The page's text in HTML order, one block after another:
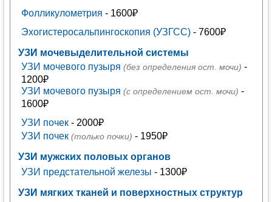
Фолликулометрия - 1600₽
Эхогистеросальпингоскопия (УЗГСС)- 7600₽
УЗИ мочевыделительной системы
УЗИ мочевого пузыря (без определения ост. мочи) -
1200₽
УЗИ мочевого пузыря (с определением ост. мочи) -
1600₽
УЗИ почек- 2000₽
УЗИ почек (только почки) - 1950₽
УЗИ мужских половых органов
УЗИ предстательной железы - 1300₽
УЗИ мягких тканей и поверхностных структур